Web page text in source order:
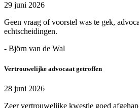
29 juni 2026
Geen vraag of voorstel was te gek,
echtscheidingen.
- Björn van de Wal
Vertrouwelijke advocaat getroffen
28 juni 2026
Zeer vertrouwelijke kwestie goed